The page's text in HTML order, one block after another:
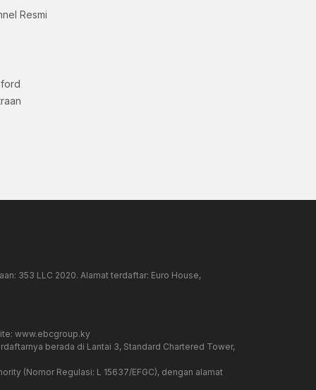
Resmi
353 LLC 2020. Alamat terdaftar: Euro House,
www.ebcgroup.ky
berada di Lantai 3, Standard Chartered Tower,
(Nomor Regulasi: L 15637/EFGC), dengan alamat